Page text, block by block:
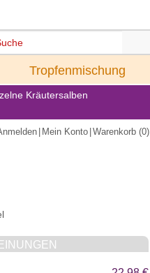
Kräutersalben
Tropfenmischung
Warenkorb (0)
Mein Konto